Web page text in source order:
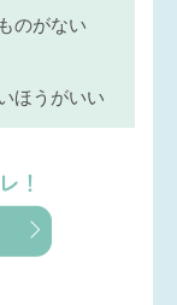
のがない
ほうがいい